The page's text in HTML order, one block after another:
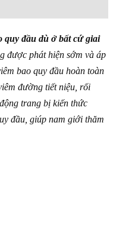
quy đầu dù ở bất cứ giai
được phát hiện sớm và áp
bao quy đầu hoàn toàn
đường tiết niệu, rối
trang bị kiến thức
đầu, giúp nam giới thăm